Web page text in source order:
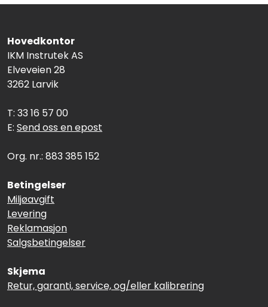
Hovedkontor
IKM Instrutek AS
Elveveien 28
3262 Larvik
T: 33 16 57 00
E: Send oss en epost
Org. nr.: 883 385 152
Betingelser
Miljøavgift
Levering
Reklamasjon
Salgsbetingelser
Skjema
Retur, garanti, service, og/eller kalibrering